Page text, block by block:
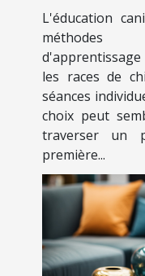
collectifs
L'éducation
méthodes
les races de
séances
choix peut
traverser un
première...